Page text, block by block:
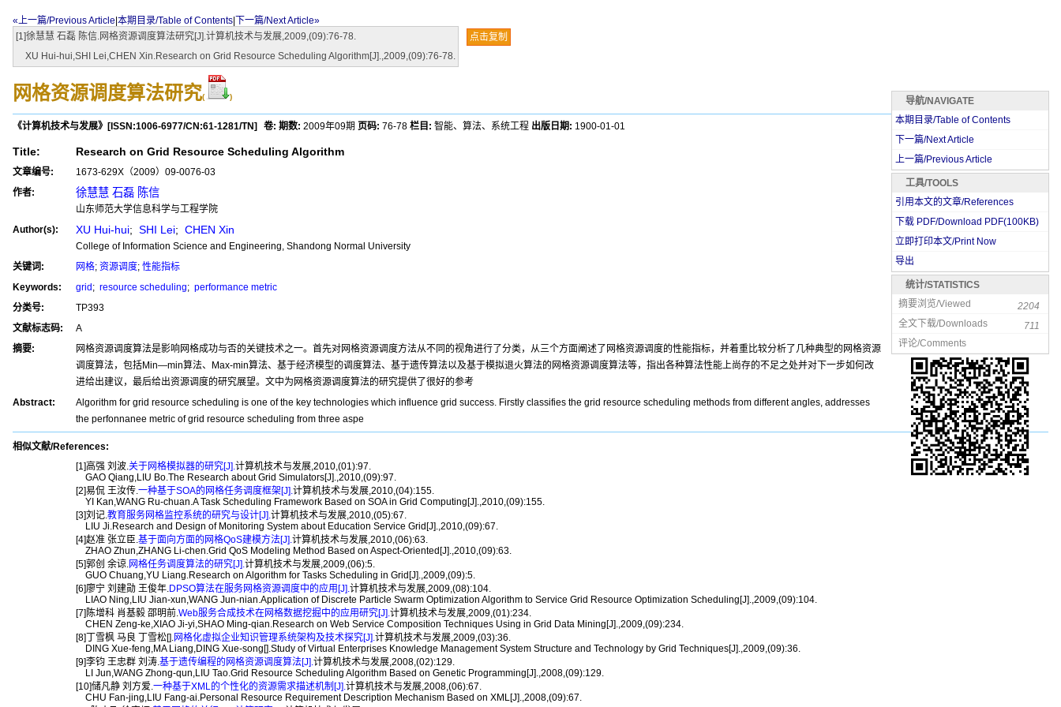
«上一篇/Previous Article 本期目录/Table of Contents
下一篇/Next Article»
[1]徐慧慧 石磊 陈信.网格资源调度算法研究[J].计算机技术与发展,2009,(09):76-78.
XU Hui-hui,SHI Lei,CHEN Xin.Research on Grid Resource Scheduling Algorithm[J].,2009,(09):76-78.
点击复制
网格资源调度算法研究( )
《计算机技术与发展》 [ISSN:1006-6977/CN:61-1281/TN] 卷: 期数: 2009年09期 页码: 76-78 栏目: 智能、算法、系统工程 出版日期: 1900-01-01
Title: Research on Grid Resource Scheduling Algorithm
文章编号:
1673-629X（2009）09-0076-03
作者:
徐慧慧 石磊 陈信
山东师范大学信息科学与工程学院
Author(s):
XU Hui-hui; SHI Lei; CHEN Xin
College of Information Science and Engineering, Shandong Normal University
关键词:
网格; 资源调度; 性能指标
Keywords:
grid ; resource scheduling; performance metric
分类号:
TP393
文献标志码:
A
摘要:
网格资源调度算法是影响网格成功与否的关键技术之一。首先对网格资源调度方法从不同的视角进行了分类，从三个方面阐述了网格资源调度的性能指标，并着重比较分析了几种典型的网格资源
调度算法，包括Min—min算法、Max-min算法、基于经济模型的调度算法、基于遗传算法以及基于模拟退火算法的网格资源调度算法等，指出各种算法性能上尚存的不足之处并对下一步如何改
进给出建议，最后给出资源调度的研究展望。文中为网格资源调度算法的研究提供了很好的参考
Abstract:
Algorithm for grid resource scheduling is one of the key technologies which influence grid success. Firstly classifies the grid resource scheduling methods from different angles, addresses
the perfonnanee metric of grid resource scheduling from three aspe
相似文献/References:
[1]高强 刘波.关于网格模拟器的研究[J].计算机技术与发展,2010,(01):97.
GAO Qiang,LIU Bo.The Research about Grid Simulators[J].,2010,(09):97.
[2]易侃 王汝传.一种基于SOA的网格任务调度框架[J].计算机技术与发展,2010,(04):155.
YI Kan,WANG Ru-chuan.A Task Scheduling Framework Based on SOA in Grid Computing[J].,2010,(09):155.
[3]刘记.教育服务网格监控系统的研究与设计[J].计算机技术与发展,2010,(05):67.
LIU Ji.Research and Design of Monitoring System about Education Service Grid[J].,2010,(09):67.
[4]赵准 张立臣.基于面向方面的网格QoS建模方法[J].计算机技术与发展,2010,(06):63.
ZHAO Zhun,ZHANG Li-chen.Grid QoS Modeling Method Based on Aspect-Oriented[J].,2010,(09):63.
[5]郭创 余谅.网格任务调度算法的研究[J].计算机技术与发展,2009,(06):5.
GUO Chuang,YU Liang.Research on Algorithm for Tasks Scheduling in Grid[J].,2009,(09):5.
[6]廖宁 刘建勋 王俊年.DPSO算法在服务网格资源调度中的应用[J].计算机技术与发展,2009,(08):104.
LIAO Ning,LIU Jian-xun,WANG Jun-nian.Application of Discrete Particle Swarm Optimization Algorithm to Service Grid Resource Optimization Scheduling[J].,2009,(09):104.
[7]陈增科 肖基毅 邵明前.Web服务合成技术在网格数据挖掘中的应用研究[J].计算机技术与发展,2009,(01):234.
CHEN Zeng-ke,XIAO Ji-yi,SHAO Ming-qian.Research on Web Service Composition Techniques Using in Grid Data Mining[J].,2009,(09):234.
[8]丁雪枫 马良 丁雪松[].网格化虚拟企业知识管理系统架构及技术探究[J].计算机技术与发展,2009,(03):36.
DING Xue-feng,MA Liang,DING Xue-song[].Study of Virtual Enterprises Knowledge Management System Structure and Technology by Grid Techniques[J].,2009,(09):36.
[9]李钧 王忠群 刘涛.基于遗传编程的网格资源调度算法[J].计算机技术与发展,2008,(02):129.
LI Jun,WANG Zhong-qun,LIU Tao.Grid Resource Scheduling Algorithm Based on Genetic Programming[J].,2008,(09):129.
[10]储凡静 刘方爱.一种基于XML的个性化的资源需求描述机制[J].计算机技术与发展,2008,(06):67.
CHU Fan-jing,LIU Fang-ai.Personal Resource Requirement Description Mechanism Based on XML[J].,2008,(09):67.
导航/NAVIGATE
本期目录/Table of Contents
下一篇/Next Article
上一篇/Previous Article
工具/TOOLS
引用本文的文章/References
下载 PDF/Download PDF(100KB)
立即打印本文/Print Now
导出
统计/STATISTICS
摘要浏览/Viewed
2204
全文下载/Downloads
711
评论/Comments